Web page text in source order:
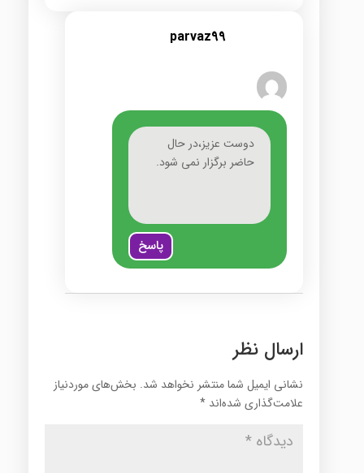
parvaz99
دوست عزیز،در حال
حاضر برگزار نمی شود.
پاسخ
ارسال نظر
نشانی ایمیل شما منتشر نخواهد شد. بخش‌های موردنیاز
علامت‌گذاری شده‌اند *